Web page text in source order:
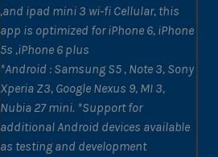
,and ipad mini 3 wi-fi Cellular, this
app is optimized for iPhone 6, iPhone
5s ,iPhone 6 plus
*Android : Samsung S5 , Note 3, Sony
Xperia Z3, Google Nexus 9, MI 3,
Nubia 27 mini. *Support for
additional Android devices available
as testing and development